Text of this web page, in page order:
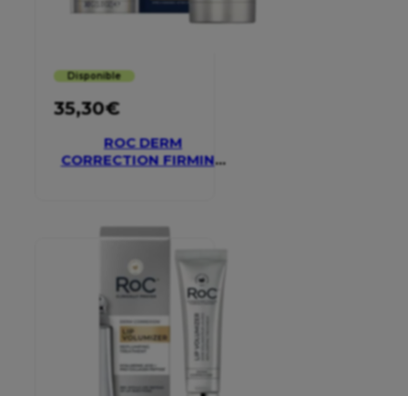
Disponible
35,30€
ROC DERM
CORRECTION FIRMING